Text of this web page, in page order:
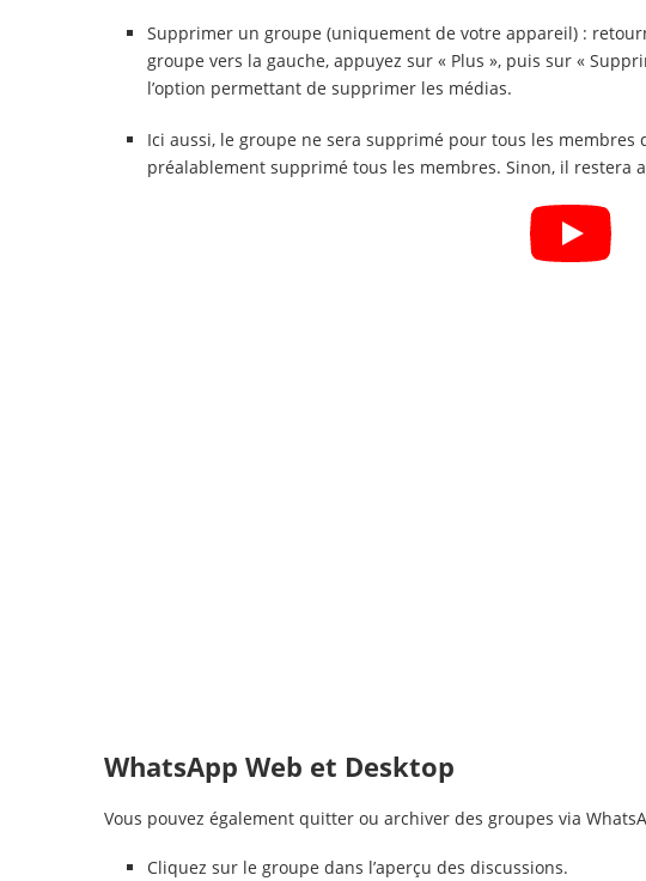
Supprimer un groupe (uniquement de votre appareil) :
groupe vers la gauche, appuyez sur « Plus », puis sur «
l’option permettant de supprimer les médias.
Ici aussi, le groupe ne sera supprimé pour tous les
préalablement supprimé tous les membres. Sinon, il restera
WhatsApp Web et Desktop
Vous pouvez également quitter ou archiver des groupes via
Cliquez sur le groupe dans l’aperçu des discussions.